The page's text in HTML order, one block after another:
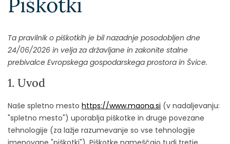
Ta pravilnik o piškotkih je bil nazadnje posodobljen dne
24/06/2026 in velja za državljane in zakonite stalne
prebivalce Evropskega gospodarskega prostora in Švice.
1. Uvod
Naše spletno mesto https://www.maona.si (v nadaljevanju:
"spletno mesto") uporablja piškotke in druge povezane
tehnologije (za lažje razumevanje so vse tehnologije